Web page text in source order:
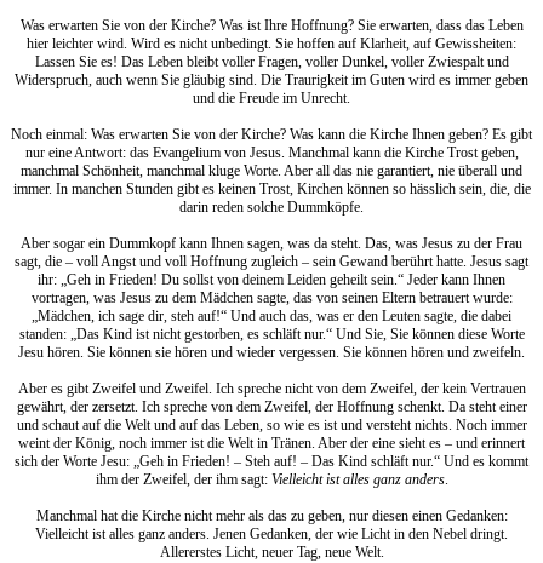
Was erwarten Sie von der Kirche? Was ist Ihre Hoffnung? Sie erwarten, dass das Leben
hier leichter wird. Wird es nicht unbedingt. Sie hoffen auf Klarheit, auf Gewissheiten:
Lassen Sie es! Das Leben bleibt voller Fragen, voller Dunkel, voller Zwiespalt und
Widerspruch, auch wenn Sie gläubig sind. Die Traurigkeit im Guten wird es immer geben
und die Freude im Unrecht.
Noch einmal: Was erwarten Sie von der Kirche? Was kann die Kirche Ihnen geben? Es gibt
nur eine Antwort: das Evangelium von Jesus. Manchmal kann die Kirche Trost geben,
manchmal Schönheit, manchmal kluge Worte. Aber all das nie garantiert, nie überall und
immer. In manchen Stunden gibt es keinen Trost, Kirchen können so hässlich sein, die, die
darin reden solche Dummköpfe.
Aber sogar ein Dummkopf kann Ihnen sagen, was da steht. Das, was Jesus zu der Frau
sagt, die – voll Angst und voll Hoffnung zugleich – sein Gewand berührt hatte. Jesus sagt
ihr: „Geh in Frieden! Du sollst von deinem Leiden geheilt sein.“ Jeder kann Ihnen
vortragen, was Jesus zu dem Mädchen sagte, das von seinen Eltern betrauert wurde:
„Mädchen, ich sage dir, steh auf!“ Und auch das, was er den Leuten sagte, die dabei
standen: „Das Kind ist nicht gestorben, es schläft nur.“ Und Sie, Sie können diese Worte
Jesu hören. Sie können sie hören und wieder vergessen. Sie können hören und zweifeln.
Aber es gibt Zweifel und Zweifel. Ich spreche nicht von dem Zweifel, der kein Vertrauen
gewährt, der zersetzt. Ich spreche von dem Zweifel, der Hoffnung schenkt. Da steht einer
und schaut auf die Welt und auf das Leben, so wie es ist und versteht nichts. Noch immer
weint der König, noch immer ist die Welt in Tränen. Aber der eine sieht es – und erinnert
sich der Worte Jesu: „Geh in Frieden! – Steh auf! – Das Kind schläft nur.“ Und es kommt
ihm der Zweifel, der ihm sagt: Vielleicht ist alles ganz anders.
Manchmal hat die Kirche nicht mehr als das zu geben, nur diesen einen Gedanken:
Vielleicht ist alles ganz anders. Jenen Gedanken, der wie Licht in den Nebel dringt.
Allererstes Licht, neuer Tag, neue Welt.